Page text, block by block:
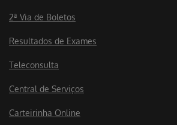
2ª Via de Boletos
Resultados de Exames
Teleconsulta
Central de Serviços
Carteirinha Online